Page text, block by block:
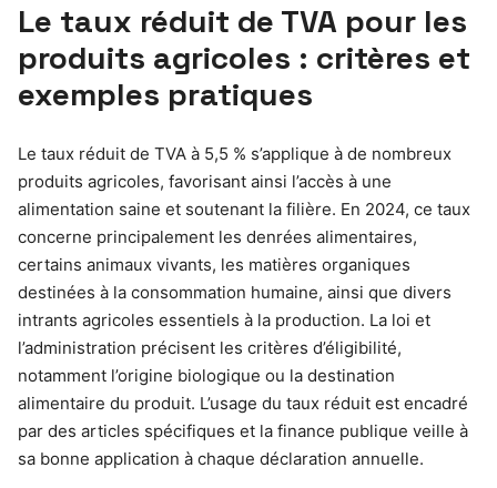
Le taux réduit de TVA pour les
produits agricoles : critères et
exemples pratiques
Le taux réduit de TVA à 5,5 % s’applique à de nombreux
produits agricoles, favorisant ainsi l’accès à une
alimentation saine et soutenant la filière. En 2024, ce taux
concerne principalement les denrées alimentaires,
certains animaux vivants, les matières organiques
destinées à la consommation humaine, ainsi que divers
intrants agricoles essentiels à la production. La loi et
l’administration précisent les critères d’éligibilité,
notamment l’origine biologique ou la destination
alimentaire du produit. L’usage du taux réduit est encadré
par des articles spécifiques et la finance publique veille à
sa bonne application à chaque déclaration annuelle.